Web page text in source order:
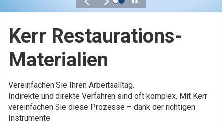
Kerr Endodontie
Bewahren Sie, was wichtig ist – ganz bequem.
entscheidend für Ihre Endodontieprodukte.
Erfahren Sie mehr
Play